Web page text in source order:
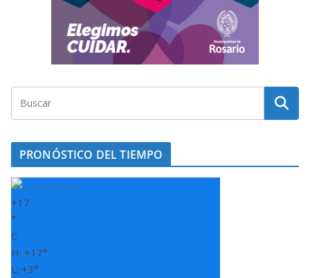
PRONÓSTICO DEL TIEMPO
+17
°
C
H: +17°
L: +3°